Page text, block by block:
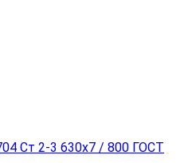
Ст 2-3 630x7 / 800 ГОСТ